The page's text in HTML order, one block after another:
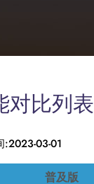
对比列表
:2023-03-01
普及版